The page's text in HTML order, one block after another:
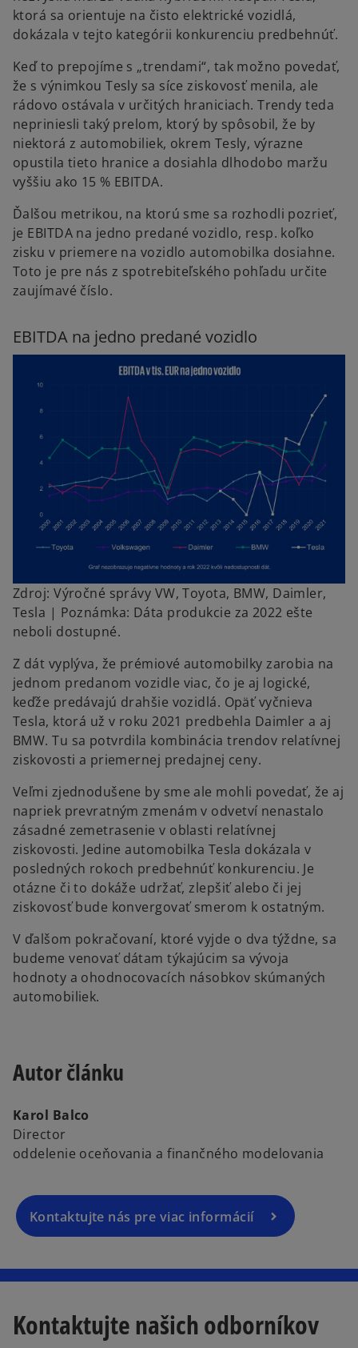
ktorá sa orientuje na čisto elektrické vozidlá,
dokázala v tejto kategórii konkurenciu predbehnúť.
Keď to prepojíme s „trendami“, tak možno povedať,
že s výnimkou Tesly sa síce ziskovosť menila, ale
rádovo ostávala v určitých hraniciach. Trendy teda
nepriniesli taký prelom, ktorý by spôsobil, že by
niektorá z automobiliek, okrem Tesly, výrazne
opustila tieto hranice a dosiahla dlhodobo maržu
vyššiu ako 15 % EBITDA.
Ďalšou metrikou, na ktorú sme sa rozhodli pozrieť,
je EBITDA na jedno predané vozidlo, resp. koľko
zisku v priemere na vozidlo automobilka dosiahne.
Toto je pre nás z spotrebiteľského pohľadu určite
zaujímavé číslo.
EBITDA na jedno predané vozidlo
Zdroj: Výročné správy VW, Toyota, BMW, Daimler,
Tesla | Poznámka: Dáta produkcie za 2022 ešte
neboli dostupné.
Z dát vyplýva, že prémiové automobilky zarobia na
jednom predanom vozidle viac, čo je aj logické,
keďže predávajú drahšie vozidlá. Opäť vyčnieva
Tesla, ktorá už v roku 2021 predbehla Daimler a aj
BMW. Tu sa potvrdila kombinácia trendov relatívnej
ziskovosti a priemernej predajnej ceny.
Veľmi zjednodušene by sme ale mohli povedať, že aj
napriek prevratným zmenám v odvetví nenastalo
zásadné zemetrasenie v oblasti relatívnej
ziskovosti. Jedine automobilka Tesla dokázala v
posledných rokoch predbehnúť konkurenciu. Je
otázne či to dokáže udržať, zlepšiť alebo či jej
ziskovosť bude konvergovať smerom k ostatným.
V ďalšom pokračovaní, ktoré vyjde o dva týždne, sa
budeme venovať dátam týkajúcim sa vývoja
hodnoty a ohodnocovacích násobkov skúmaných
automobiliek.
Autor článku
Karol Balco
Director
oddelenie oceňovania a finančného modelovania
Kontaktujte nás pre viac informácií
Kontaktujte našich odborníkov